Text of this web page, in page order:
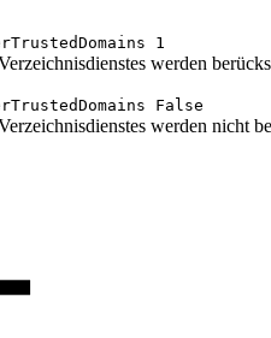
1
werden
False
werden nicht